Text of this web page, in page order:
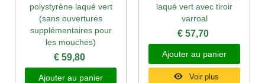
polystyrène laqué vert
(sans ouvertures
supplémentaires pour
les mouches)
€ 59,80
Ajouter au panier
laqué vert avec tiroir
varroal
€ 57,70
Ajouter au panier
Voir plus